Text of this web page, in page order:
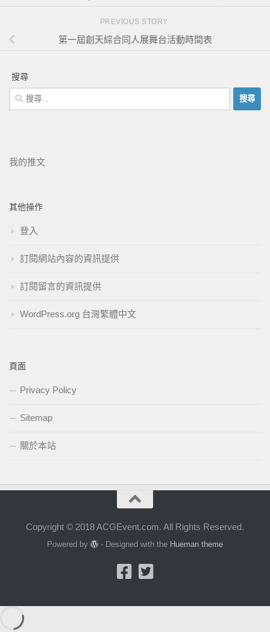
PREVIOUS STORY
第一屆創天綜合同人展舞台活動時間表
搜尋
我的推文
其他操作
登入
訂閱網站內容的資訊提供
訂閱留言的資訊提供
WordPress.org 台灣繁體中文
頁面
Privacy Policy
Sitemap
關於本站
Copyright © 2018 ACGEvent.com. All Rights Reserved.
Powered by - Designed with the Hueman theme